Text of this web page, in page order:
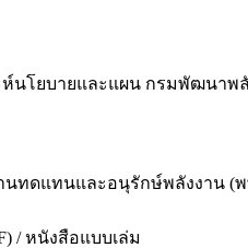
นโยบายและแผน กรมพัฒนาพ
ทดแทนและอนุรักษ์พลังงาน (
/ หนังสือแบบเล่ม